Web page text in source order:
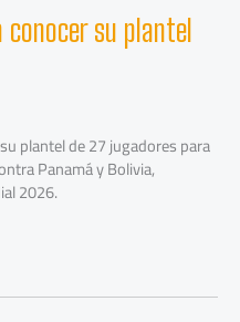
su plantel
plantel de 27 jugadores para
Panamá y Bolivia,
2026.